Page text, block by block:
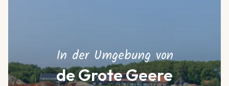
In der Umgebung von
de Grote Geere